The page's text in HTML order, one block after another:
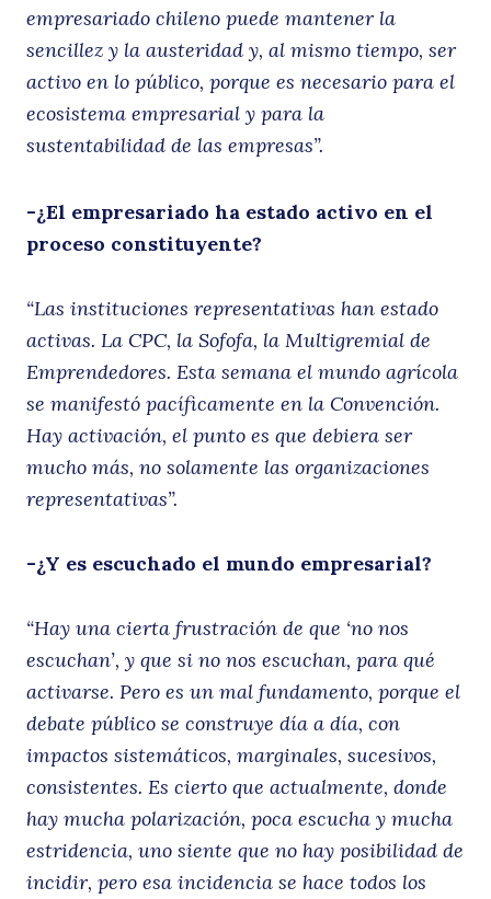
empresariado chileno puede mantener la
sencillez y la austeridad y, al mismo tiempo, ser
activo en lo público, porque es necesario para el
ecosistema empresarial y para la
sustentabilidad de las empresas”.
-¿El empresariado ha estado activo en el
proceso constituyente?
“Las instituciones representativas han estado
activas. La CPC, la Sofofa, la Multigremial de
Emprendedores. Esta semana el mundo agrícola
se manifestó pacíficamente en la Convención.
Hay activación, el punto es que debiera ser
mucho más, no solamente las organizaciones
representativas”.
-¿Y es escuchado el mundo empresarial?
“Hay una cierta frustración de que ‘no nos
escuchan’, y que si no nos escuchan, para qué
activarse. Pero es un mal fundamento, porque el
debate público se construye día a día, con
impactos sistemáticos, marginales, sucesivos,
consistentes. Es cierto que actualmente, donde
hay mucha polarización, poca escucha y mucha
estridencia, uno siente que no hay posibilidad de
incidir, pero esa incidencia se hace todos los